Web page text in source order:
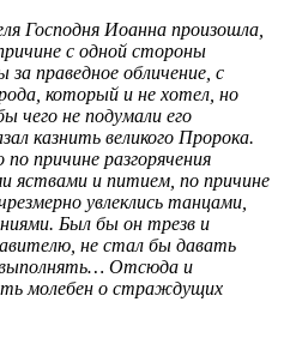
Господня Иоанна произошла,
с одной стороны
праведное обличение, с
который и не хотел, но
чего не подумали его
казнить великого Пророка.
причине разгорячения
яствами и питием, по причине
увлеклись танцами,
Был бы он трезв и
не стал бы давать
выполнять… Отсюда и
молебен о страждущих